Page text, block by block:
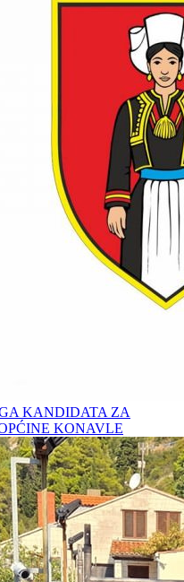
KANDIDATA ZA
KONAVLE